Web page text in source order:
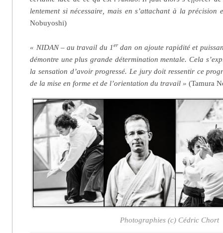
lentement si nécessaire, mais en s’attachant à la précision
Nobuyoshi)
« NIDAN – au travail du 1erdan on ajoute rapidité et
démontre une plus grande détermination mentale. Cela
la sensation d’avoir progressé. Le jury doit ressentir ce
de la mise en forme et de l’orientation du travail »(Tamura
Photographies (c) Cédric Chort